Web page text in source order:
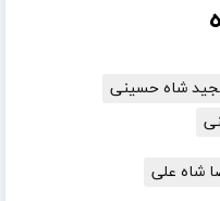
شاه حسینی
شاه علی